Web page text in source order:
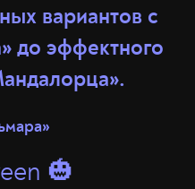
вариантов с
до эффектного
🎃